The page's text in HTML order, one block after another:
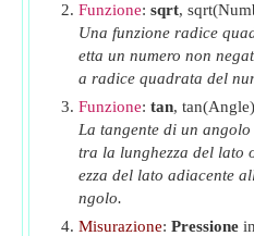
Funzione: sqrt,
Una funzione radice
etta un numero non
a radice quadrata del
Funzione: tan, tan(Angle)
La tangente di un
tra la lunghezza del lato
ezza del lato adiacente
ngolo.
Misurazione: Pressione